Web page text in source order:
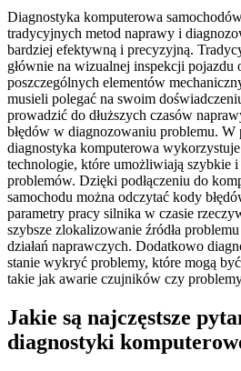
Diagnostyka komputerowa
tradycyjnych metod naprawy i
bardziej efektywną i precyzyjną.
głównie na wizualnej inspekcji pojazdu
poszczególnych elementów
musieli polegać na swoim
prowadzić do dłuższych czasów
błędów w diagnozowaniu problemu. W
diagnostyka komputerowa
technologie, które umożliwiają szybkie
problemów. Dzięki podłączeniu do
samochodu można odczytać kody
parametry pracy silnika w czasie
szybsze zlokalizowanie źródła
działań naprawczych. Dodatkowo
stanie wykryć problemy, które mogą
takie jak awarie czujników czy
Jakie są najczęstsze
diagnostyki